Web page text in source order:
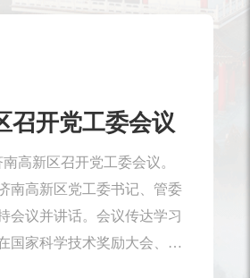
优秀共产党员、
作者和先进基层